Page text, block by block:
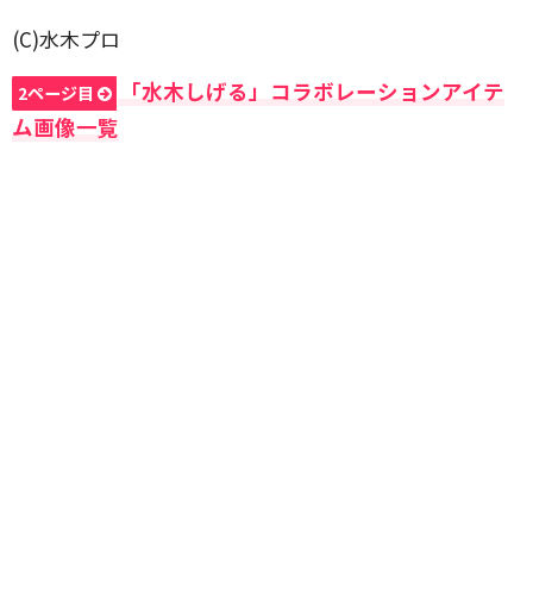
(C)水木プロ
2ページ目
「水木しげる」コラボレーションアイテ
ム画像一覧